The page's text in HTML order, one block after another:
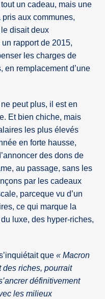
un cadeau, mais une
pris aux communes,
disait deux
rapport de 2015,
les charges de
en remplacement d’une
peut plus, il est en
Et bien chiche, mais
les plus élevés
en forte hausse,
des dons de
au passage, sans les
par les cadeaux
parceque vu d’un
ce qui marque la
luxe, des hyper-riches,
que« Macron
des riches, pourrait
définitivement
les milieux